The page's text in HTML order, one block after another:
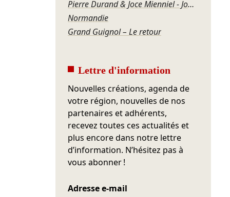
Pierre Durand & Joce Mienniel - Jour de blues à Bamako
Normandie
Grand Guignol – Le retour
Lettre d'information
Nouvelles créations, agenda de
votre région, nouvelles de nos
partenaires et adhérents,
recevez toutes ces actualités et
plus encore dans notre lettre
d’information. N’hésitez pas à
vous abonner !
Adresse e-mail